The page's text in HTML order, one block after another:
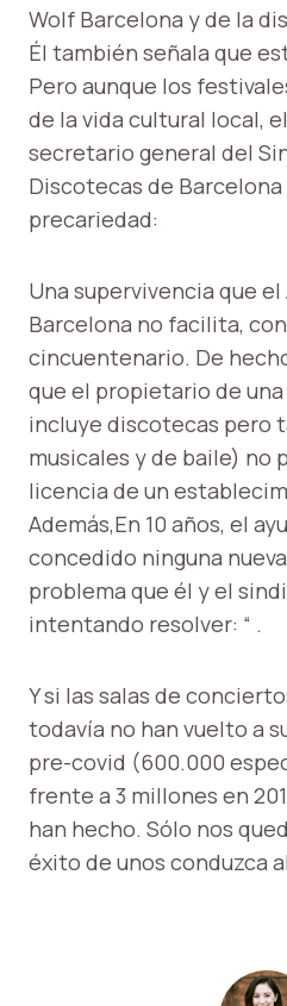
Wolf Barcelona y de la
Él también señala que
Pero aunque los
de la vida cultural local,
secretario general del
Discotecas de
precariedad:
Una supervivencia que
Barcelona no facilita,
cincuentenario. De
que el propietario de
incluye discotecas pero
musicales y de baile) no
licencia de un
Además,En 10 años, el
concedido ninguna
problema que él y el
intentando resolver: “ .
Y si las salas de
todavía no han vuelto a
pre-covid (600.000
frente a 3 millones en
han hecho. Sólo nos
éxito de unos conduzca